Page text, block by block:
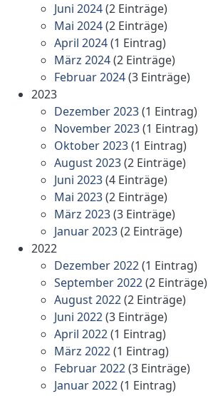
Juni 2024(2 Einträge)
Mai 2024(2 Einträge)
April 2024(1 Eintrag)
März 2024(2 Einträge)
Februar 2024(3 Einträge)
2023
Dezember 2023(1 Eintrag)
November 2023(1 Eintrag)
Oktober 2023(1 Eintrag)
August 2023(2 Einträge)
Juni 2023(4 Einträge)
Mai 2023(2 Einträge)
März 2023(3 Einträge)
Januar 2023(2 Einträge)
2022
Dezember 2022(1 Eintrag)
September 2022(2 Einträge)
August 2022(2 Einträge)
Juni 2022(3 Einträge)
April 2022(1 Eintrag)
März 2022(1 Eintrag)
Februar 2022(3 Einträge)
Januar 2022(1 Eintrag)